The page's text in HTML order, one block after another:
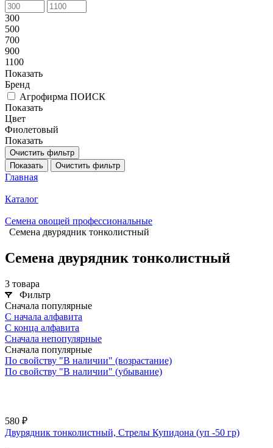
300
500
700
900
1100
Показать
Бренд
Агрофирма ПОИСК
Показать
Цвет
Фиолетовый
Показать
Очистить фильтр
Показать
Очистить фильтр
Главная
Каталог
Семена овощей профессиональные
Семена двурядник тонколистный
Семена двурядник тонколистный
3 товара
Фильтр
Сначала популярные
С начала алфавита
С конца алфавита
Сначала непопулярные
Сначала популярные
По свойству "В наличии" (возрастание)
По свойству "В наличии" (убывание)
580 ₽
Двурядник тонколистный, Стрелы Купидона (уп -50 гр)